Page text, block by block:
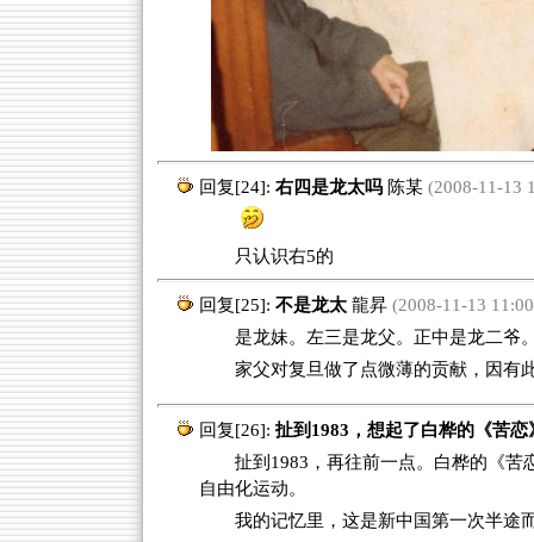
回复[24]: 右四是龙太吗 陈某(2008-11-13
只认识右5的
回复[25]: 不是龙太 龍昇(2008-11-13
是龙妹。左三是龙父。正中是龙二爷
家父对复旦做了点微薄的贡献，因有
回复[26]: 扯到1983，想起了白桦的《苦恋
扯到1983，再往前一点。白桦的《苦
自由化运动。
我的记忆里，这是新中国第一次半